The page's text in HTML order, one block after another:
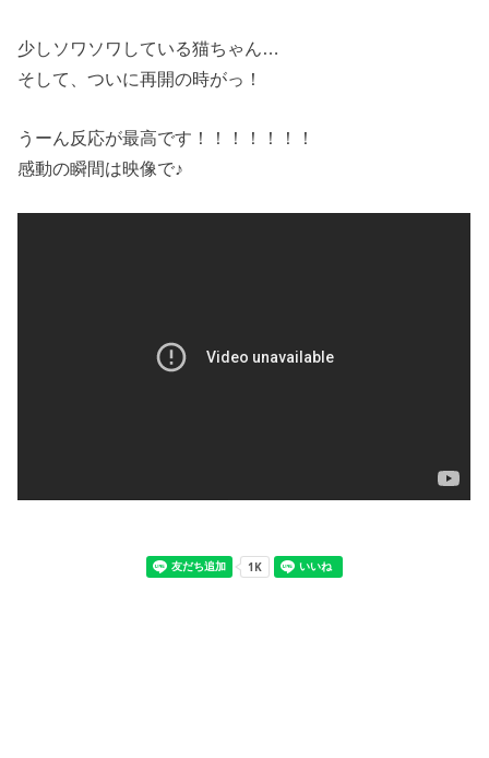
少しソワソワしている猫ちゃん…
そして、ついに再開の時がっ！
うーん反応が最高です！！！！！！！
感動の瞬間は映像で♪